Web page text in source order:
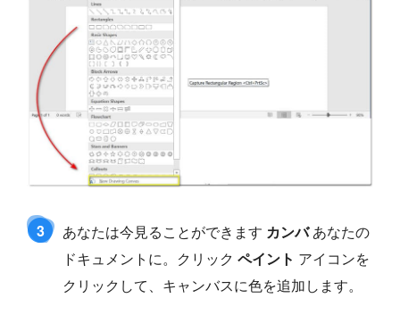
3 あなたは今見ることができます カンバあなたの
ドキュメントに。クリック ペイント アイコンを
クリックして、キャンバスに色を追加します。